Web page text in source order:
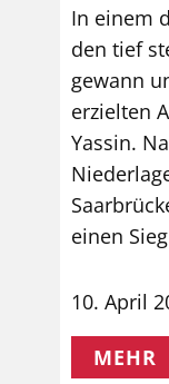
In einem
den tief
gewann
erzielten
Yassin.
einen Sieg
10. April
MEHR